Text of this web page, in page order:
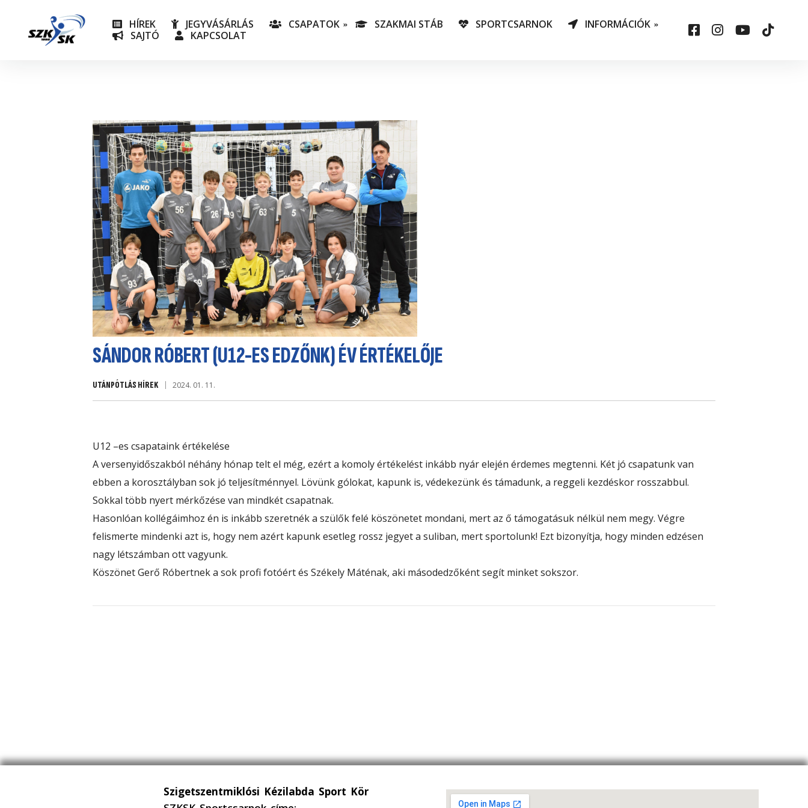
HÍREK JEGYVÁSÁRLÁS CSAPATOK SZAKMAI STÁB SPORTCSARNOK INFORMÁCIÓK
SAJTÓ KAPCSOLAT
SÁNDOR RÓBERT (U12-ES EDZŐNK) ÉV ÉRTÉKELŐJE
UTÁNPÓTLÁS HÍREK 2024. 01. 11.
U12 –es csapataink értékelése
A versenyidőszakból néhány hónap telt el még, ezért a komoly értékelést inkább nyár elején érdemes megtenni. Két jó csapatunk van
ebben a korosztályban sok jó teljesítménnyel. Lövünk gólokat, kapunk is, védekezünk és támadunk, a reggeli kezdéskor rosszabbul.
Sokkal több nyert mérkőzése van mindkét csapatnak.
Hasonlóan kollégáimhoz én is inkább szeretnék a szülők felé köszönetet mondani, mert az ő támogatásuk nélkül nem megy. Végre
felismerte mindenki azt is, hogy nem azért kapunk esetleg rossz jegyet a suliban, mert sportolunk! Ezt bizonyítja, hogy minden edzésen
nagy létszámban ott vagyunk.
Köszönet Gerő Róbertnek a sok profi fotóért és Székely Máténak, aki másodedzőként segít minket sokszor.
Szigetszentmiklósi Kézilabda Sport Kör